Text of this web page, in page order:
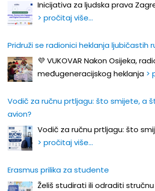
Inicijativa za ljudska prava
> pročitaj više…
Pridruži se radionici heklanja ljubičastih
💜 VUKOVAR Nakon Osijeka,
međugeneracijskog heklanja >
Vodič za ručnu prtljagu: što smijete, a
avion?
Vodič za ručnu prtljagu: što
> pročitaj više…
Erasmus prilika za studente
Želiš studirati ili odraditi